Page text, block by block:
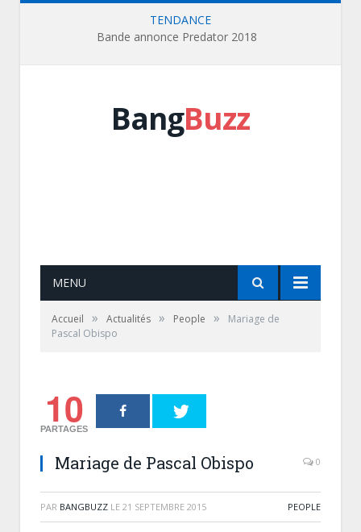
TENDANCE
Bande annonce Predator 2018
BangBuzz
MENU
Accueil » Actualités » People »
Mariage de
Pascal Obispo
10
PARTAGES
Mariage de Pascal Obispo 0
PAR BANGBUZZ LE 21 SEPTEMBRE 2015 PEOPLE